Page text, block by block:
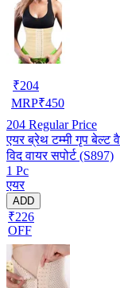
₹204
MRP₹450
204 Regular Price
एयर ब्रेथ टम्मी गृप बेल्ट
विद वायर सपोर्ट (S897)
1 Pc
एयर
ADD
₹226
OFF